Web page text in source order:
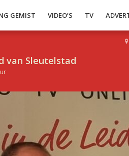
GEMIST VIDEO’S TV
van Sleutelstad